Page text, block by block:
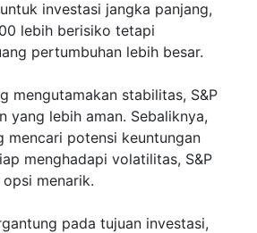
investasi jangka panjang,
lebih berisiko tetapi
pertumbuhan lebih besar.
mengutamakan stabilitas, S&P
yang lebih aman. Sebaliknya,
mencari potensi keuntungan
menghadapi volatilitas, S&P
menarik.
pada tujuan investasi,